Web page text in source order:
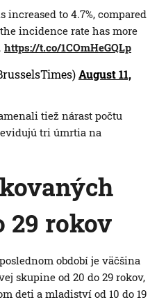
to 4.7%, compared
incidence rate has more
https://t.co/1COmHeGQLp
August 11,
tiež nárast počtu
tri úmrtia na
29 rokov
období je väčšina
skupine od 20 do 29 rokov,
deti a mladiství od 10 do 19